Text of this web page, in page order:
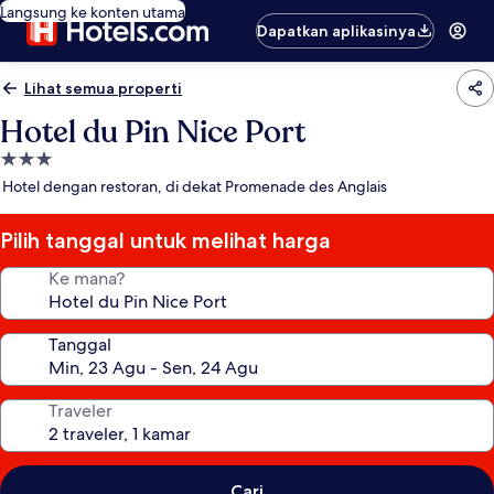
Langsung ke konten utama
Dapatkan aplikasinya
Lihat semua properti
Hotel du Pin Nice Port
Properti
bintang
Hotel dengan restoran, di dekat Promenade des Anglais
Pilih tanggal untuk melihat harga
Ke mana?
Tanggal
Traveler